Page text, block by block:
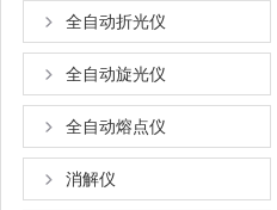
全自动折光仪
全自动旋光仪
全自动熔点仪
消解仪